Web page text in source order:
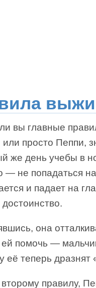
вы главные
просто Пеппи,
же день учебы в
— не попадаться
и падает на
она
помочь —
её теперь дразнят
правилу,